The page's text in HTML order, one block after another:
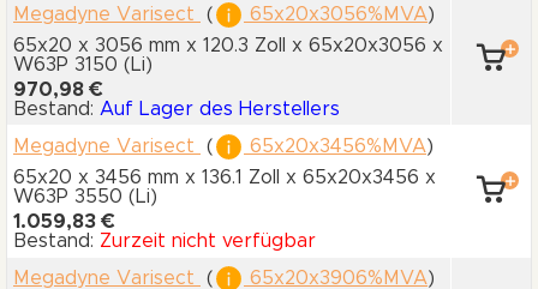
Megadyne Varisect
( 65x20x3056%MVA)
65x20 x 3056 mm x 120.3 Zoll x 65x20x3056 x
W63P 3150 (Li)
970,98 €
Bestand: Auf Lager des Herstellers
Megadyne Varisect
( 65x20x3456%MVA)
65x20 x 3456 mm x 136.1 Zoll x 65x20x3456 x
W63P 3550 (Li)
1.059,83 €
Bestand: Zurzeit nicht verfügbar
Megadyne Varisect
( 65x20x3906%MVA)